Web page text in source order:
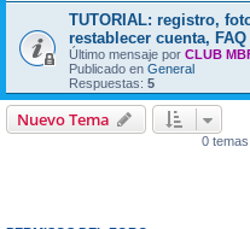
TUTORIAL: registro,
restablecer cuenta, FAQ
Último mensaje por CLUB
Publicado en General
Respuestas: 5
Nuevo Tema
0 temas